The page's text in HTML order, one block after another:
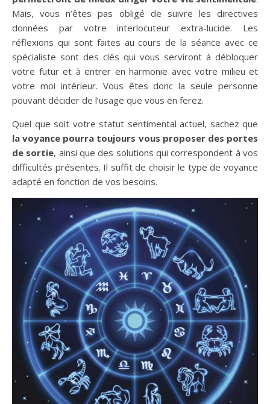
Mais, vous n’êtes pas obligé de suivre les directives
données par votre interlocuteur extra-lucide. Les
réflexions qui sont faites au cours de la séance avec ce
spécialiste sont des clés qui vous serviront à débloquer
votre futur et à entrer en harmonie avec votre milieu et
votre moi intérieur. Vous êtes donc la seule personne
pouvant décider de l’usage que vous en ferez.
Quel que soit votre statut sentimental actuel, sachez que
la voyance pourra toujours vous proposer des portes
de sortie, ainsi que des solutions qui correspondent à vos
difficultés présentes. Il suffit de choisir le type de voyance
adapté en fonction de vos besoins.